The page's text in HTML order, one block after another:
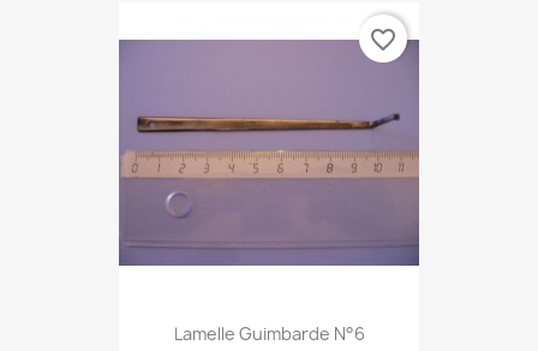
Lamelle Guimbarde N°6
favorite_border